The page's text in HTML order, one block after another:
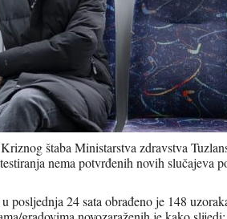
štaba Ministarstva zdravstva
nema potvrđenih novih slučajeva
posljednja 24 sata obrađeno je 148